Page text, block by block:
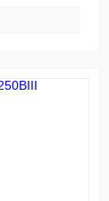
触型操作按